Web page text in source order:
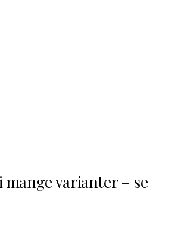
mange varianter – se